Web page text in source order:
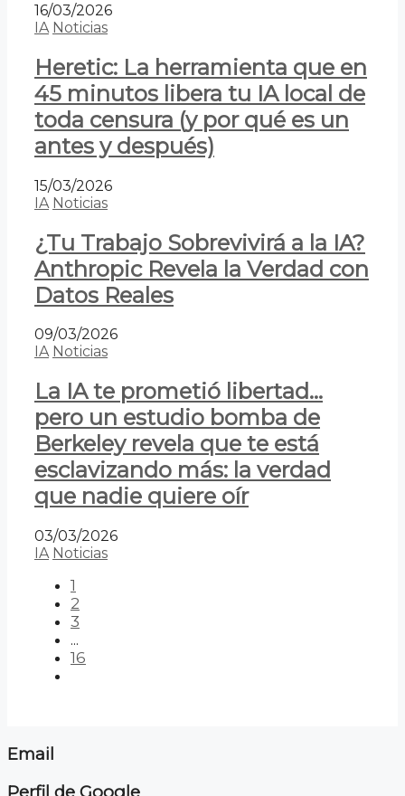
16/03/2026
IA Noticias
Heretic: La herramienta que en
45 minutos libera tu IA local de
toda censura (y por qué es un
antes y después)
15/03/2026
IA Noticias
¿Tu Trabajo Sobrevivirá a la IA?
Anthropic Revela la Verdad con
Datos Reales
09/03/2026
IA Noticias
La IA te prometió libertad…
pero un estudio bomba de
Berkeley revela que te está
esclavizando más: la verdad
que nadie quiere oír
03/03/2026
IA Noticias
1
2
3
...
16
Email
Perfil de Google